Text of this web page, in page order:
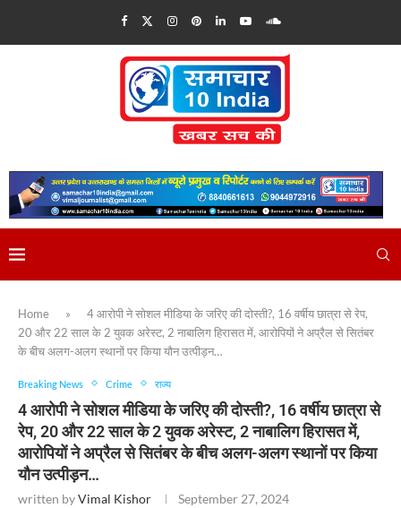
Home »
4 आरोपी ने सोशल मीडिया के जरिए की दोस्ती?, 16 वर्षीय छात्रा से रेप,
20 और 22 साल के 2 युवक अरेस्ट, 2 नाबालिग हिरासत में, आरोपियों ने अप्रैल से सितंबर
के बीच अलग-अलग स्थानों पर किया यौन उत्पीड़न…
Breaking News Crime राज्य
4 आरोपी ने सोशल मीडिया के जरिए की दोस्ती?, 16 वर्षीय छात्रा से
रेप, 20 और 22 साल के 2 युवक अरेस्ट, 2 नाबालिग हिरासत में,
आरोपियों ने अप्रैल से सितंबर के बीच अलग-अलग स्थानों पर किया
यौन उत्पीड़न…
written byVimal Kishor September 27, 2024